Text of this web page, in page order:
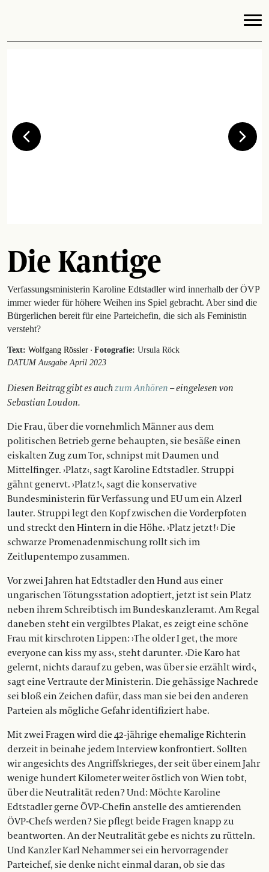
Die Kantige
Verfassungsministerin Karoline Edtstadler wird innerhalb der ÖVP
immer wieder für höhere Weihen ins Spiel gebracht. Aber sind die
Bürgerlichen bereit für eine Parteichefin, die sich als Feministin
versteht?
Text: Wolfgang Rössler · Fotografie: Ursula Röck
DATUM Ausgabe April 2023
Diesen Beitrag gibt es auchzum Anhören – eingelesen von
Sebastian Loudon.
Die Frau, über die vornehmlich Männer aus dem
politischen Betrieb gerne behaupten, sie besäße einen
eiskalten Zug zum Tor, schnipst mit Daumen und
Mittelfinger. ›Platz‹, sagt Karoline Edtstadler. Struppi
gähnt genervt. ›Platz!‹, sagt die konservative
Bundesministerin für Verfassung und EU um ein Alzerl
lauter. Struppi legt den Kopf zwischen die Vorderpfoten
und streckt den Hintern in die Höhe. ›Platz jetzt!‹ Die
schwarze Promenadenmischung rollt sich im
Zeitlupentempo zusammen.
Vor zwei Jahren hat Edtstadler den Hund aus einer
ungarischen Tötungsstation adoptiert, jetzt ist sein Platz
neben ihrem Schreibtisch im Bundeskanzleramt. Am Regal
daneben steht ein vergilbtes Plakat, es zeigt eine schöne
Frau mit kirschroten Lippen: ›The older I get, the more
everyone can kiss my ass‹, steht darunter. ›Die Karo hat
gelernt, nichts darauf zu geben, was über sie erzählt wird‹,
sagt eine Vertraute der Ministerin. Die gehässige Nachrede
sei bloß ein Zeichen dafür, dass man sie bei den anderen
Parteien als mögliche Gefahr identifiziert habe.
Mit zwei Fragen wird die 42-jährige ehemalige Richterin
derzeit in beinahe jedem Interview konfrontiert. Sollten
wir angesichts des Angriffskrieges, der seit über einem Jahr
wenige hundert ­Kilometer weiter östlich von Wien tobt,
über die Neutralität reden? Und: Möchte Karoline
Edtstadler gerne ÖVP-Chefin anstelle des amtierenden
ÖVP-Chefs werden? Sie pflegt beide Fragen knapp zu
beantworten. An der Neutralität gebe es nichts zu rütteln.
Und Kanzler Karl Nehammer sei ein hervorragender
Parteichef, sie denke nicht einmal daran, ob sie das